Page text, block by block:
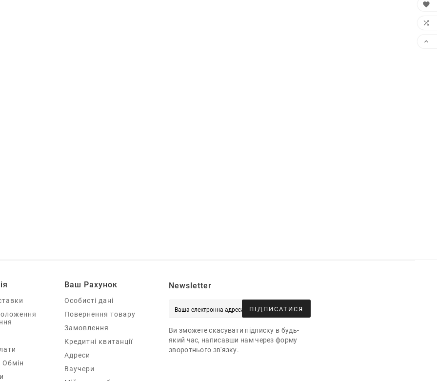
Обмін
Ваш Рахунок
Особисті дані
Повернення товару
Замовлення
Кредитні квитанції
Адреси
Ваучери
Newsletter
ПІДПИСАТИСЯ
Ви зможете скасувати підписку в будь-
який час, написавши нам через форму
зворотнього зв'язку.


